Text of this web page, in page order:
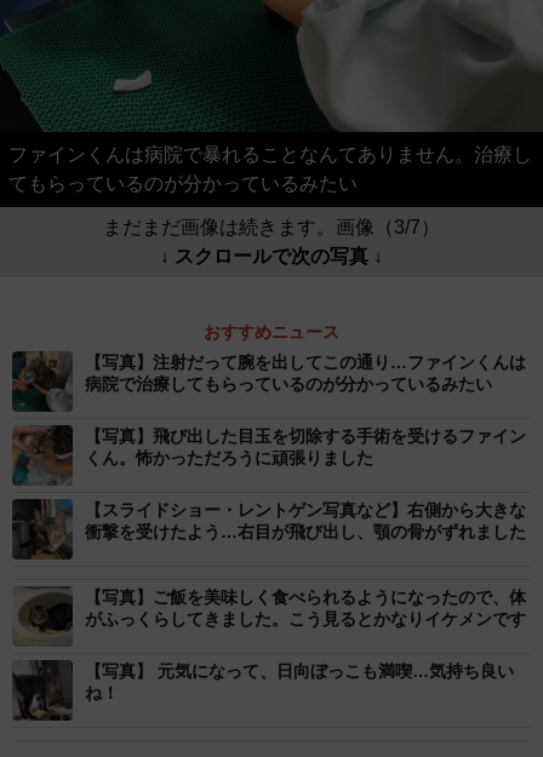
ファインくんは病院で暴れることなんてありません。治療し
てもらっているのが分かっているみたい
まだまだ画像は続きます。画像（3/7）
↓ スクロールで次の写真 ↓
おすすめニュース
【写真】注射だって腕を出してこの通り…ファインくんは
病院で治療してもらっているのが分かっているみたい
【写真】飛び出した目玉を切除する手術を受けるファイン
くん。怖かっただろうに頑張りました
【スライドショー・レントゲン写真など】右側から大きな
衝撃を受けたよう…右目が飛び出し、顎の骨がずれました
【写真】ご飯を美味しく食べられるようになったので、体
がふっくらしてきました。こう見るとかなりイケメンです
【写真】 元気になって、日向ぼっこも満喫…気持ち良い
ね！